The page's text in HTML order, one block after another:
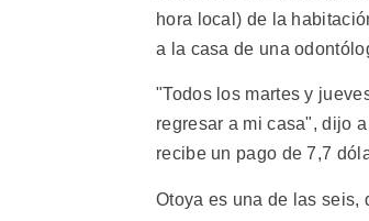
hora local) de la
a la casa de una
"Todos los martes y
regresar a mi casa", dijo
recibe un pago de 7,7
Otoya es una de las seis,